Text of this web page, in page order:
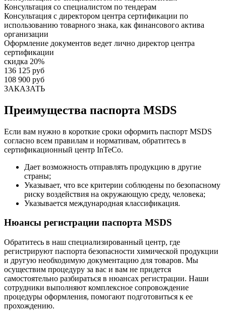
Консультация со специалистом по тендерам
Консультация с директором центра сертификации по
использованию товарного знака, как финансового актива
организации
Оформление документов ведет лично директор центра
сертификации
скидка 20%
136 125 руб
108 900 руб
ЗАКАЗАТЬ
Преимущества паспорта MSDS
Если вам нужно в короткие сроки оформить паспорт MSDS
согласно всем правилам и нормативам, обратитесь в
сертификационный центр InTeCo.
Дает возможность отправлять продукцию в другие
страны;
Указывает, что все критерии соблюдены по безопасному
риску воздействия на окружающую среду, человека;
Указывается международная классификация.
Нюансы регистрации паспорта MSDS
Обратитесь в наш специализированный центр, где
регистрируют паспорта безопасности химической продукции
и другую необходимую документацию для товаров. Мы
осуществим процедуру за вас и вам не придется
самостоятельно разбираться в нюансах регистрации. Наши
сотрудники выполняют комплексное сопровождение
процедуры оформления, помогают подготовиться к ее
прохождению.